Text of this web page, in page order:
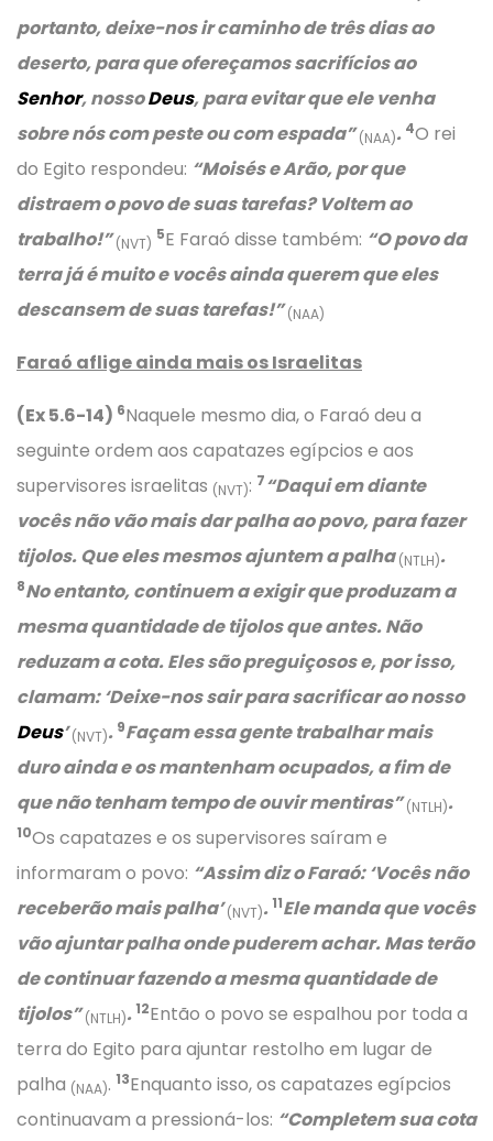
portanto, deixe-nos ir caminho de três dias ao
deserto, para que ofereçamos sacrifícios ao
Senhor, nossoDeus, para evitar que ele venha
sobre nós com peste ou com espada”(NAA). 4O rei
do Egito respondeu: “Moisés e Arão, por que
distraem o povo de suas tarefas? Voltem ao
trabalho!”(NVT)
5E Faraó disse também: “O povo da
terra já é muito e vocês ainda querem que eles
descansem de suas tarefas!”(NAA)
Faraó aflige ainda mais os Israelitas
(Ex 5.6-14) 6Naquele mesmo dia, o Faraó deu a
seguinte ordem aos capatazes egípcios e aos
supervisores israelitas (NVT): 7“Daqui em diante
vocês não vão mais dar palha ao povo, para fazer
tijolos. Que eles mesmos ajuntem a palha(NTLH).
8No entanto, continuem a exigir que produzam a
mesma quantidade de tijolos que antes. Não
reduzam a cota. Eles são preguiçosos e, por isso,
clamam: ‘Deixe-nos sair para sacrificar ao nosso
Deus’(NVT). 9Façam essa gente trabalhar mais
duro ainda e os mantenham ocupados, a fim de
que não tenham tempo de ouvir mentiras”(NTLH).
10Os capatazes e os supervisores saíram e
informaram o povo: “Assim diz o Faraó: ‘Vocês não
receberão mais palha’(NVT).11Ele manda que vocês
vão ajuntar palha onde puderem achar. Mas terão
de continuar fazendo a mesma quantidade de
tijolos”(NTLH).12Então o povo se espalhou por toda a
terra do Egito para ajuntar restolho em lugar de
palha (NAA). 13Enquanto isso, os capatazes egípcios
continuavam a pressioná-los: “Completem sua cota